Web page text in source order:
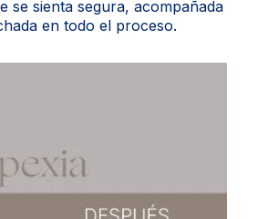
se sienta segura, acompañada
en todo el proceso.